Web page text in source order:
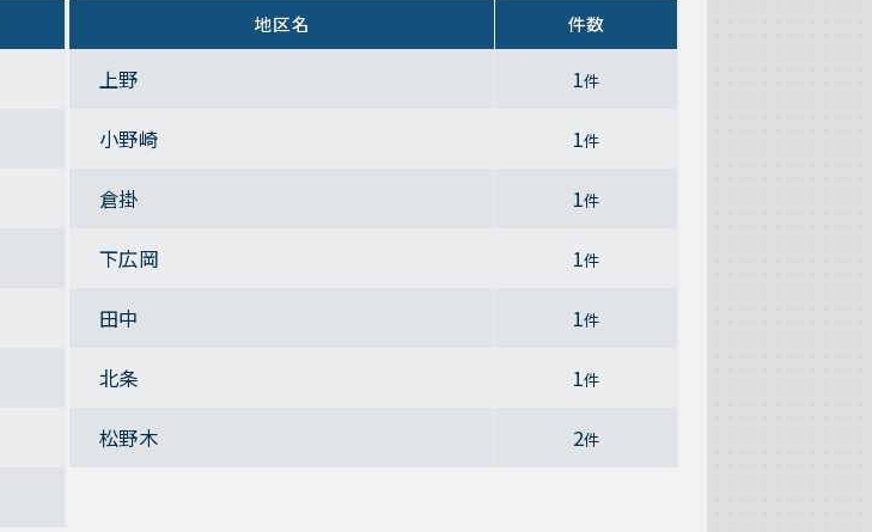
地区名 件数
上野 1件
小野崎 1件
倉掛 1件
下広岡 1件
田中 1件
北条 1件
松野木 2件